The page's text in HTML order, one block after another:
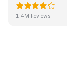
1.4M Reviews